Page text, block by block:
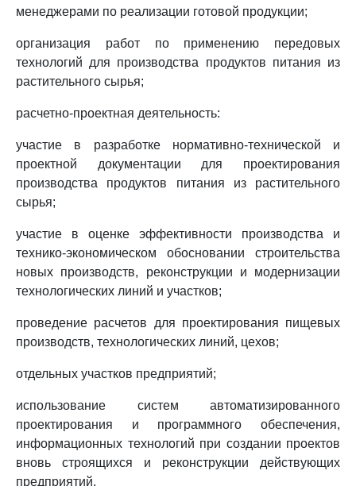
менеджерами по реализации готовой продукции;
организация работ по применению передовых
технологий для производства продуктов питания из
растительного сырья;
расчетно-проектная деятельность:
участие в разработке нормативно-технической и
проектной документации для проектирования
производства продуктов питания из растительного
сырья;
участие в оценке эффективности производства и
технико-экономическом обосновании строительства
новых производств, реконструкции и модернизации
технологических линий и участков;
проведение расчетов для проектирования пищевых
производств, технологических линий, цехов;
отдельных участков предприятий;
использование систем автоматизированного
проектирования и программного обеспечения,
информационных технологий при создании проектов
вновь строящихся и реконструкции действующих
предприятий.